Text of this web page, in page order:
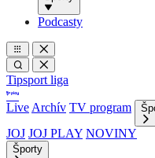
Podcasty
Tipsport liga
Live Archív TV program
JOJ JOJ PLAY NOVINY
Športy